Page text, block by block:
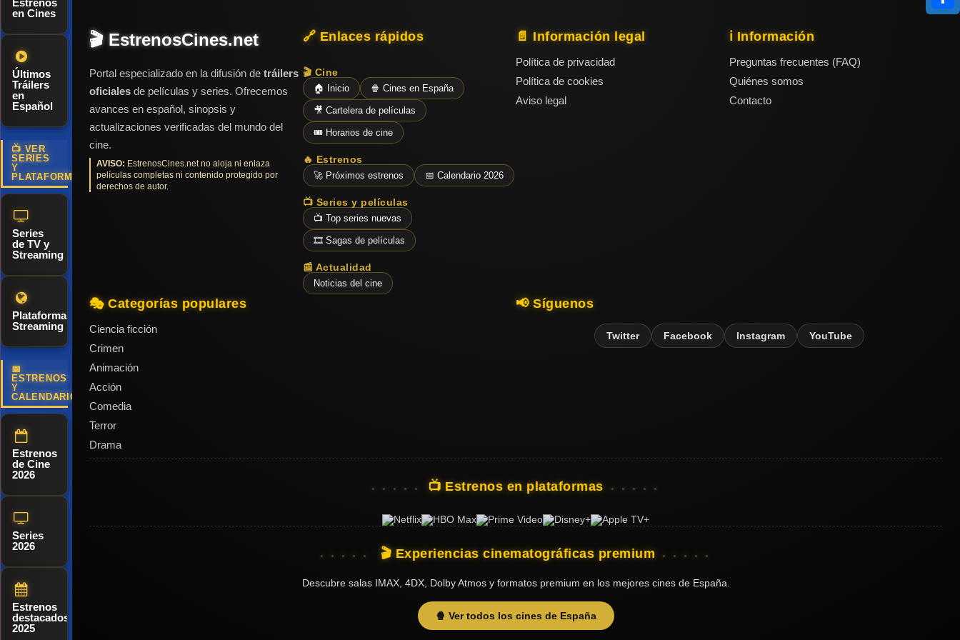
Estrenos
en Cines
Últimos
Tráilers
en
Español
📺 VER
SERIES
Y
PLATAFORMAS
Series
de TV y
Streaming
Plataformas
Streaming
📅
ESTRENOS
Y
CALENDARIO
Estrenos
de Cine
2026
Series
2026
Estrenos
destacados
2025
afectada, lo
las personas
atrapadas y
en riesgo de
derrumbe
caos, los
sujetos
"Echo" del
experimento
en secreto,
🎬 EstrenosCines.net
Portal especializado en la difusión de tráilers
oficiales de películas y series. Ofrecemos
avances en español, sinopsis y
actualizaciones verificadas del mundo del
cine.
AVISO: EstrenosCines.net no aloja ni enlaza
películas completas ni contenido protegido por
derechos de autor.
🔗 Enlaces rápidos
🎬 Cine
🏠 Inicio 🍿 Cines en España
🎥 Cartelera de películas
🎟️ Horarios de cine
🔥 Estrenos
🚀 Próximos estrenos 📅 Calendario 2026
📺 Series y películas
📺 Top series nuevas
🎞️ Sagas de películas
📰 Actualidad
Noticias del cine
📄 Información legal
Política de privacidad
Política de cookies
Aviso legal
ℹ️ Información
Preguntas frecuentes (FAQ)
Quiénes somos
Contacto
🎭 Categorías populares
Ciencia ficción
Crimen
Animación
Acción
Comedia
Terror
Drama
📢 Síguenos
Twitter Facebook Instagram YouTube
📺 Estrenos en plataformas
🎬 Experiencias cinematográficas premium
Descubre salas IMAX, 4DX, Dolby Atmos y formatos premium en los mejores cines de España.
🍿 Ver todos los cines de España